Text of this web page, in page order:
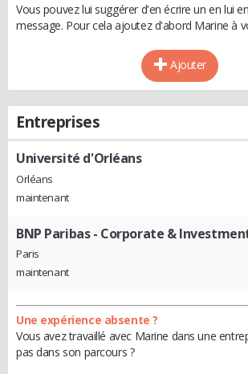
Vous pouvez lui suggérer d'en écrire un en lui
message. Pour cela ajoutez d'abord Marine à
Ajouter
Entreprises
Université d'Orléans
Orléans
maintenant
BNP Paribas - Corporate &
Paris
maintenant
Une expérience absente ?
Vous avez travaillé avec Marine dans une
pas dans son parcours ?